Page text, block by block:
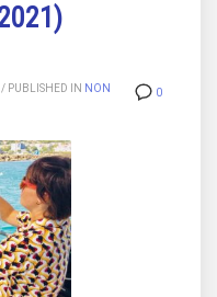
0
/ PUBLISHED IN NON